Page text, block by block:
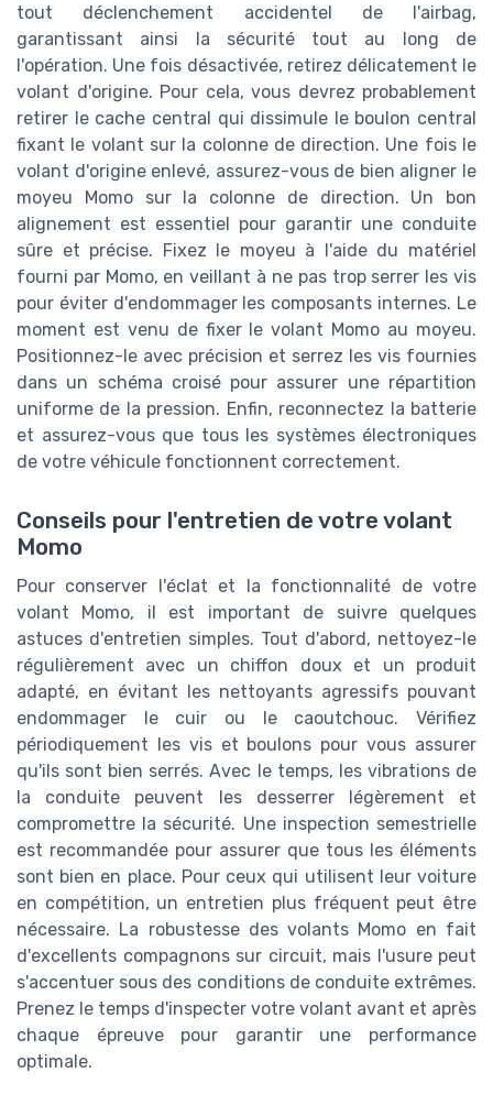
tout déclenchement accidentel de l'airbag,
garantissant ainsi la sécurité tout au long de
l'opération. Une fois désactivée, retirez délicatement le
volant d'origine. Pour cela, vous devrez probablement
retirer le cache central qui dissimule le boulon central
fixant le volant sur la colonne de direction. Une fois le
volant d'origine enlevé, assurez-vous de bien aligner le
moyeu Momo sur la colonne de direction. Un bon
alignement est essentiel pour garantir une conduite
sûre et précise. Fixez le moyeu à l'aide du matériel
fourni par Momo, en veillant à ne pas trop serrer les vis
pour éviter d'endommager les composants internes. Le
moment est venu de fixer le volant Momo au moyeu.
Positionnez-le avec précision et serrez les vis fournies
dans un schéma croisé pour assurer une répartition
uniforme de la pression. Enfin, reconnectez la batterie
et assurez-vous que tous les systèmes électroniques
de votre véhicule fonctionnent correctement.
Conseils pour l'entretien de votre volant
Momo
Pour conserver l'éclat et la fonctionnalité de votre
volant Momo, il est important de suivre quelques
astuces d'entretien simples. Tout d'abord, nettoyez-le
régulièrement avec un chiffon doux et un produit
adapté, en évitant les nettoyants agressifs pouvant
endommager le cuir ou le caoutchouc. Vérifiez
périodiquement les vis et boulons pour vous assurer
qu'ils sont bien serrés. Avec le temps, les vibrations de
la conduite peuvent les desserrer légèrement et
compromettre la sécurité. Une inspection semestrielle
est recommandée pour assurer que tous les éléments
sont bien en place. Pour ceux qui utilisent leur voiture
en compétition, un entretien plus fréquent peut être
nécessaire. La robustesse des volants Momo en fait
d'excellents compagnons sur circuit, mais l'usure peut
s'accentuer sous des conditions de conduite extrêmes.
Prenez le temps d'inspecter votre volant avant et après
chaque épreuve pour garantir une performance
optimale.